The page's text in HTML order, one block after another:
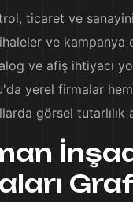
ticaret ve
ve kampanya
ve afiş ihtiyacı
yerel firmalar hem
görsel tutarlılık